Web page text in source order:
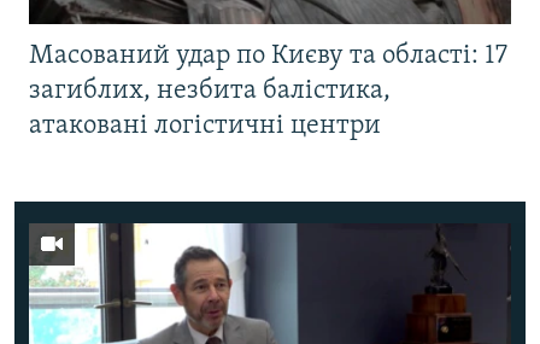
Масований удар по Києву та області: 17
загиблих, незбита балістика,
атаковані логістичні центри